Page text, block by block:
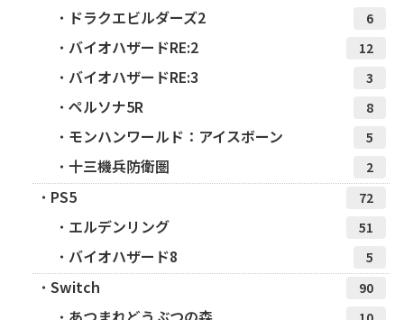
ドラクエビルダーズ2 6
バイオハザードRE:2 12
バイオハザードRE:3 3
ペルソナ5R 8
モンハンワールド：アイスボーン 5
十三機兵防衛圏 2
PS5 72
エルデンリング 51
バイオハザード8 5
Switch 90